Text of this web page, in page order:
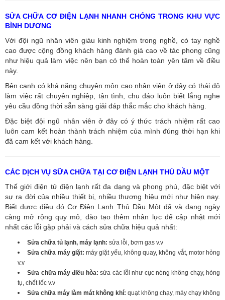
SỬA CHỮA CƠ ĐIỆN LẠNH NHANH CHÓNG TRONG KHU VỰC
BÌNH DƯƠNG
Với đội ngũ nhân viên giàu kinh nghiệm trong nghề, có tay nghề
cao được cộng đồng khách hàng đánh giá cao về tác phong cũng
như hiệu quả làm việc nên bạn có thể hoàn toàn yên tâm về điều
này.
Bên cạnh có khả năng chuyên môn cao nhân viên ở đây có thái độ
làm việc rất chuyên nghiệp, tận tình, chu đáo luôn biết lắng nghe
yêu cầu đồng thời sẵn sàng giải đáp thắc mắc cho khách hàng.
Đặc biệt đội ngũ nhân viên ở đây có ý thức trách nhiệm rất cao
luôn cam kết hoàn thành trách nhiệm của mình đúng thời hạn khi
đã cam kết với khách hàng.
CÁC DỊCH VỤ SỮA CHỮA TẠI CƠ ĐIỆN LẠNH THỦ DẦU MỘT
Thế giới điện tử điện lạnh rất đa dạng và phong phú, đặc biệt với
sự ra đời của nhiều thiết bị, nhiều thương hiệu mới như hiện nay.
Biết được điều đó Cơ Điện Lạnh Thủ Dầu Một đã và đang ngày
càng mở rộng quy mô, đào tạo thêm nhân lực để cập nhật mới
nhất các lỗi gặp phải và cách sửa chữa hiệu quả nhất:
Sửa chữa tủ lạnh, máy lạnh: sửa lỗi, bơm gas v.v
Sửa chữa máy giặt:máy giặt yếu, không quay, không vắt, motor hỏng
v.v
Sửa chữa máy điều hòa: sửa các lỗi như cục nóng không chạy, hỏng
tụ, chết lốc v.v
Sửa chữa máy làm mát không khí: quạt không chạy, máy chạy không